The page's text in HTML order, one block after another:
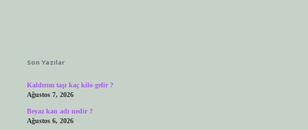
Son Yazılar
Kaldırım taşı kaç kilo gelir ?
Ağustos 7, 2026
Beyaz kan adı nedir ?
Ağustos 6, 2026